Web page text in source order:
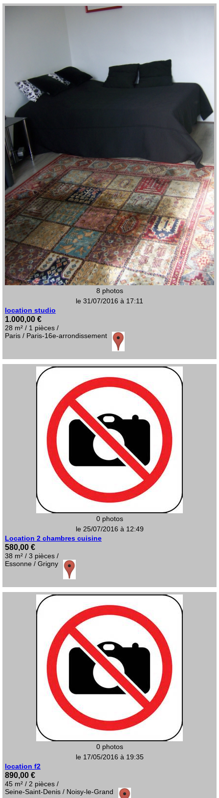
8 photos
le 31/07/2016 à 17:11
location studio
1.000,00 €
28 m² / 1 pièces /
Paris / Paris-16e-arrondissement
0 photos
le 25/07/2016 à 12:49
Location 2 chambres cuisine
580,00 €
38 m² / 3 pièces /
Essonne / Grigny
0 photos
le 17/05/2016 à 19:35
location f2
890,00 €
45 m² / 2 pièces /
Seine-Saint-Denis / Noisy-le-Grand